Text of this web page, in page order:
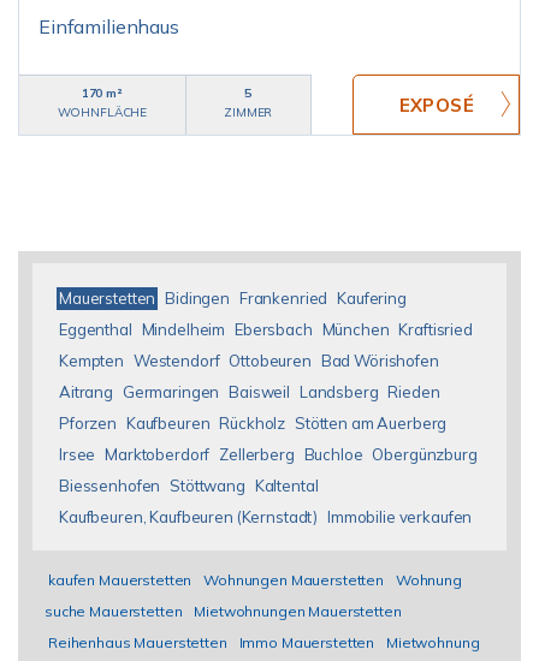
Einfamilienhaus
170 m²
WOHNFLÄCHE
5
ZIMMER
Mauerstetten Bidingen Frankenried Kaufering
Eggenthal Mindelheim Ebersbach München Kraftisried
Kempten Westendorf Ottobeuren Bad Wörishofen
Aitrang
Germaringen Baisweil Landsberg Rieden
Pforzen Kaufbeuren Rückholz Stötten am Auerberg
Irsee Marktoberdorf Zellerberg Buchloe Obergünzburg
Biessenhofen
Stöttwang Kaltental
Kaufbeuren, Kaufbeuren (Kernstadt) Immobilie verkaufen
kaufen Mauerstetten Wohnungen Mauerstetten
Wohnung
suche Mauerstetten
Mietwohnungen Mauerstetten
Reihenhaus Mauerstetten
Immo Mauerstetten
Mietwohnung